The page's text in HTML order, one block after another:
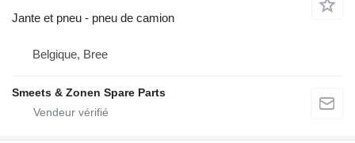
Jante et pneu - pneu de camion
Belgique, Bree
Smeets & Zonen Spare Parts